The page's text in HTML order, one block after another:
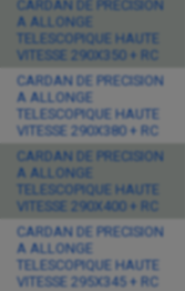
CARDAN DE PRECISION
A ALLONGE
TELESCOPIQUE HAUTE
VITESSE 290X350 + RC
CARDAN DE PRECISION
A ALLONGE
TELESCOPIQUE HAUTE
VITESSE 290X380 + RC
CARDAN DE PRECISION
A ALLONGE
TELESCOPIQUE HAUTE
VITESSE 290X400 + RC
CARDAN DE PRECISION
A ALLONGE
TELESCOPIQUE HAUTE
VITESSE 295X345 + RC